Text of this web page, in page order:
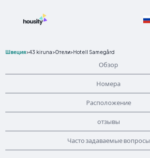
Швеция>43 kiruna>Отели>Hotell Samegård
Обзор
Номера
Расположение
отзывы
Часто задаваемые вопросы